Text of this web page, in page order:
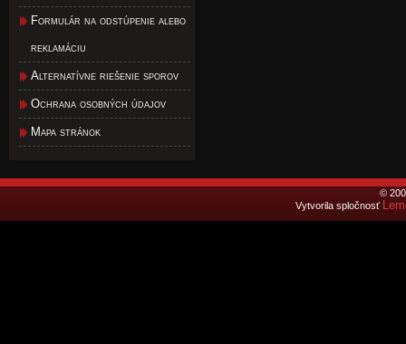
Formulár na odstúpenie alebo
reklamáciu
Alternatívne riešenie sporov
Ochrana osobných údajov
Mapa stránok
©
Vytvorila spločnosť